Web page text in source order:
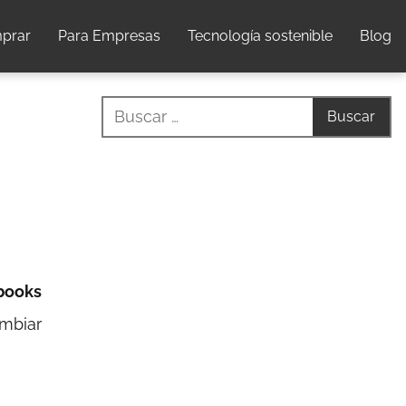
Para Empresas Tecnología sostenible Blog